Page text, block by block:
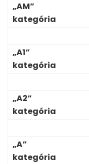
„AM”
kategória
„A1”
kategória
„A2”
kategória
„A”
kategória